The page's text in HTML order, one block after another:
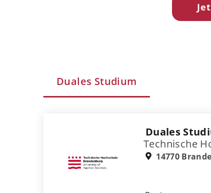
Duales Studium
Duales
Technische
14770